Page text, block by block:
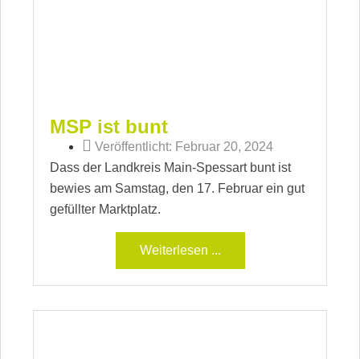
MSP ist bunt
Veröffentlicht: Februar 20, 2024
Dass der Landkreis Main-Spessart bunt ist
bewies am Samstag, den 17. Februar ein gut
gefüllter Marktplatz.
Weiterlesen ...